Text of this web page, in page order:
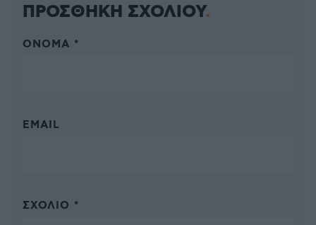
ΠΡΟΣΘΗΚΗ ΣΧΟΛΙΟΥ
ΌΝΟΜΑ *
EMAIL
ΣΧΌΛΙΟ *